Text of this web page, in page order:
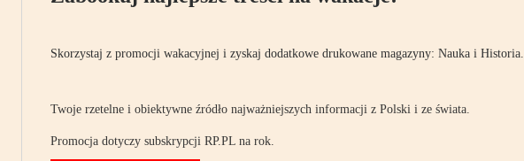
Skorzystaj z promocji wakacyjnej i zyskaj dodatkowe drukowane magazyny: Nauka i Historia.
Twoje rzetelne i obiektywne źródło najważniejszych informacji z Polski i ze świata.
Promocja dotyczy subskrypcji RP.PL na rok.